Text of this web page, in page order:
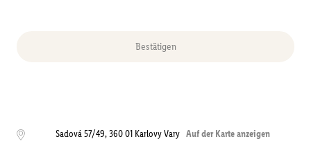
Bestätigen
Sadová 57/49,360 01 Karlovy Vary Auf der Karte anzeigen